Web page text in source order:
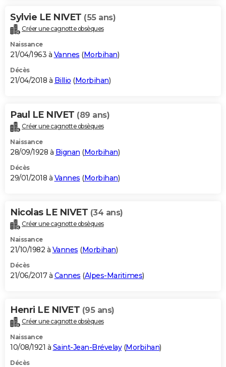
Sylvie LE NIVET (55 ans)
Créer une cagnotte obsèques
Naissance
21/04/1963 à Vannes (Morbihan)
Décès
21/04/2018 à Billio (Morbihan)
Paul LE NIVET (89 ans)
Créer une cagnotte obsèques
Naissance
28/09/1928 à Bignan (Morbihan)
Décès
29/01/2018 à Vannes (Morbihan)
Nicolas LE NIVET (34 ans)
Créer une cagnotte obsèques
Naissance
21/10/1982 à Vannes (Morbihan)
Décès
21/06/2017 à Cannes (Alpes-Maritimes)
Henri LE NIVET (95 ans)
Créer une cagnotte obsèques
Naissance
10/08/1921 à Saint-Jean-Brévelay(Morbihan)
Décès